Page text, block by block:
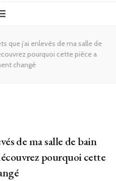
que j’ai enlevés de ma salle de
pourquoi cette pièce a
changé
de ma salle de bain
pourquoi cette